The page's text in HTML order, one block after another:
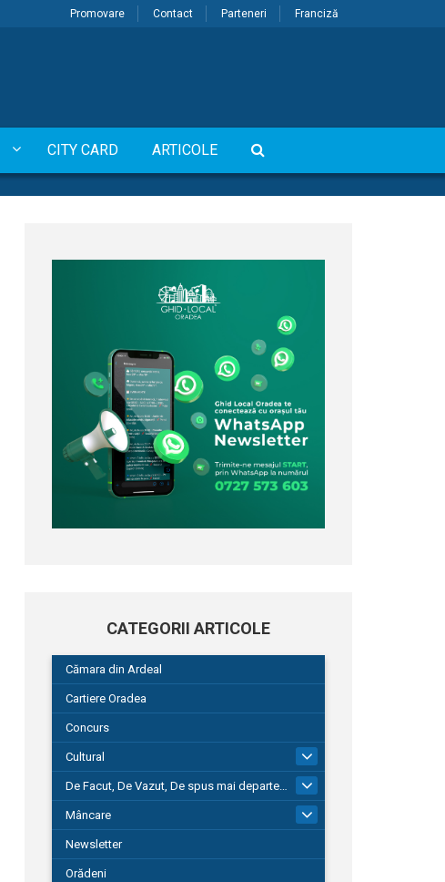
Promovare Contact Parteneri Franciză
CITY CARD ARTICOLE
CATEGORII ARTICOLE
Cămara din Ardeal
Cartiere Oradea
Concurs
Cultural
De Facut, De Vazut, De spus mai departe…
580
Mâncare
Newsletter
Orădeni